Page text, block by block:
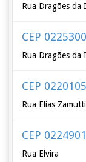
Rua Dragões da
CEP
Rua Dragões
CEP
Rua Elias Zamutti
CEP
Rua Elvira